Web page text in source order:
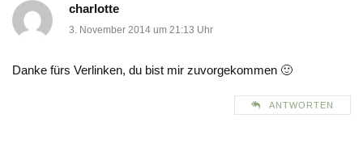
charlotte
3. November 2014 um 21:13 Uhr
Danke fürs Verlinken, du bist mir zuvorgekommen 🙂
ANTWORTEN